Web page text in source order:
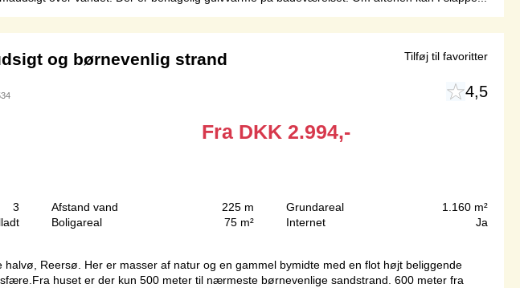
og børnevenlig strand
4,5
Fra DKK 2.994,-
3
Afstand vand
225 m
Boligareal
75 m²
Grundareal
1.160 m²
Internet
Ja
Reersø. Her er masser af natur og en gammel bymidte med en flot højt beliggende
huset er der kun 500 meter til nærmeste børnevenlige sandstrand. 600 meter fra
Tilføj til favoritter